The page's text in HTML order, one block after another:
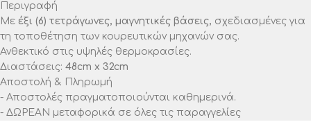
Περιγραφή
Με έξι (6) τετράγωνες, μαγνητικές βάσεις, σχεδιασμένες για
τη τοποθέτηση των κουρευτικών μηχανών σας.
Ανθεκτικό στις υψηλές θερμοκρασίες.
Διαστάσεις: 48cm x 32cm
Αποστολή & Πληρωμή
- Αποστολές πραγματοποιούνται καθημερινά.
- ΔΩΡΕΑΝ μεταφορικά σε όλες τις παραγγελίες